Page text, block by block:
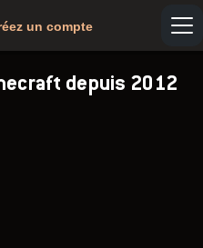
un compte
depuis 2012